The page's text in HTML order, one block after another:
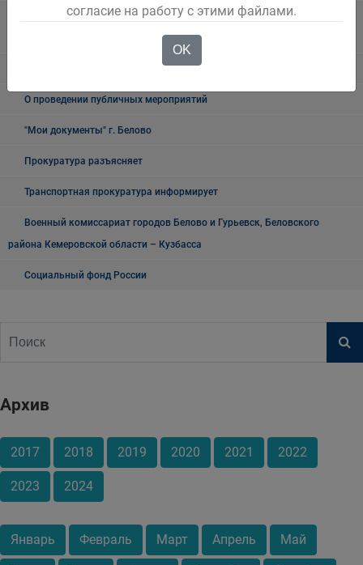
Государственное казенное учреждение «Кадровый центр Кузбасса»
Территориальный Центр занятости населения города Белово
О проведении публичных мероприятий
"Мои документы" г. Белово
Прокуратура разъясняет
Транспортная прокуратура информирует
Военный комиссариат городов Белово и Гурьевск, Беловского
района Кемеровской области – Кузбасса
Социальный фонд России
Архив
2017 2018 2019 2020 2021 2022
2023 2024
Январь Февраль Март Апрель Май
согласие на работу с этими файлами.
OK